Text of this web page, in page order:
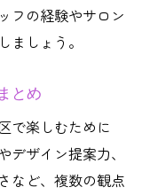
フの経験やサロン
しょう。
とめ
で楽しむために
ザイン提案力、
など、複数の観点